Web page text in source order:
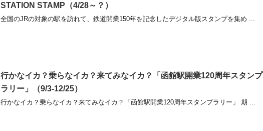
STATION STAMP（4/28～？）
全国のJRの対象の駅を訪れて、鉄道開業150年を記念したデジタル版スタンプを集め ...
行かなイカ？乗らなイカ？来てみなイカ？「函館駅開業120周年スタンプ
ラリー」（9/3-12/25）
行かなイカ？乗らなイカ？来てみなイカ？「函館駅開業120周年スタンプラリー」 期 ...